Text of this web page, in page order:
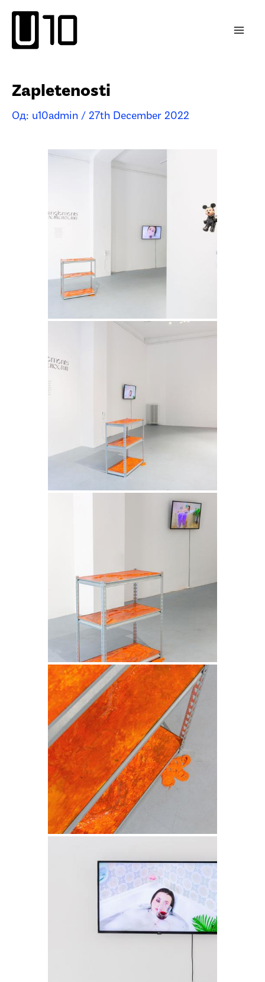
садржај
Zapletenosti
Од: u10admin / 27th December 2022